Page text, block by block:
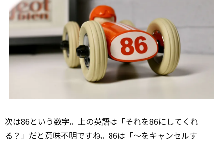
次は86という数字。上の英語は「それを86にしてくれ
る？」だと意味不明ですね。86は「～をキャンセルす